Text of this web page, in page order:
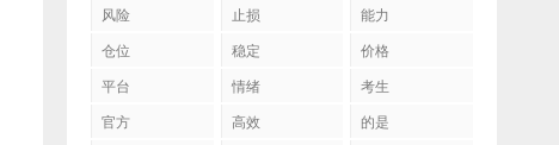
风险
止损
能力
仓位
稳定
价格
平台
情绪
考生
官方
高效
的是